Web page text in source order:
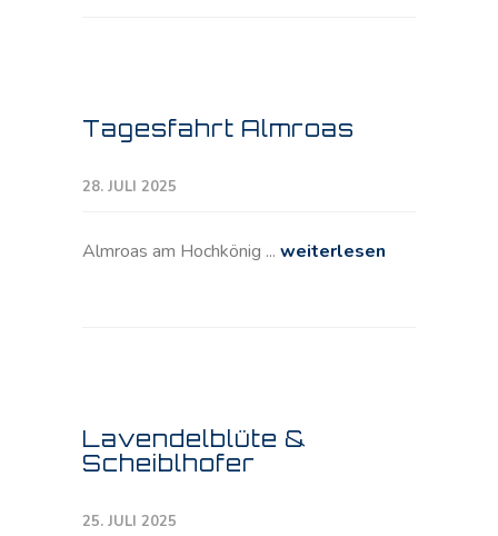
Tagesfahrt Almroas
28. JULI 2025
Almroas am Hochkönig ... weiterlesen
Lavendelblüte &
Scheiblhofer
25. JULI 2025